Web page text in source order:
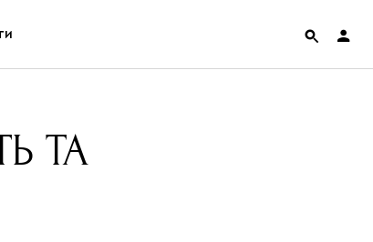
маргіналії
платформа
ТА